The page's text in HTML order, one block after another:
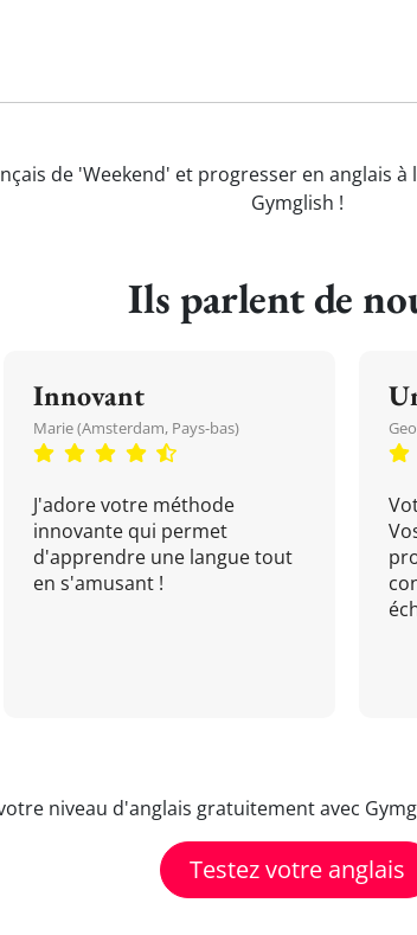
de 'Weekend' et progresser en anglais
Gymglish !
Ils parlent de
Innovant
Marie (Amsterdam, Pays-bas)
J'adore votre méthode
innovante qui permet
d'apprendre une langue tout
en s'amusant !
niveau d'anglais gratuitement avec
Testez votre anglais